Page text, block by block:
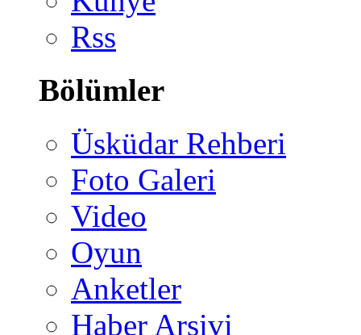
Rss
Bölümler
Üsküdar Rehberi
Foto Galeri
Video
Oyun
Anketler
Haber Arşivi